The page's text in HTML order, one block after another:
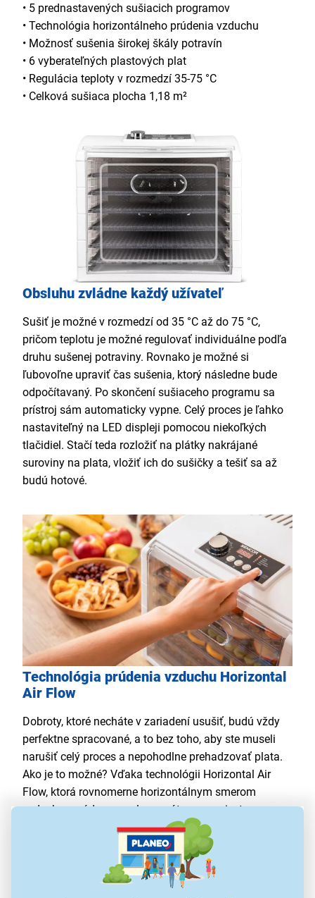
• 5 prednastavených sušiacich programov
• Technológia horizontálneho prúdenia vzduchu
• Možnosť sušenia širokej škály potravín
• 6 vyberateľných plastových plat
• Regulácia teploty v rozmedzí 35-75 °C
• Celková sušiaca plocha 1,18 m²
Obsluhu zvládne každý užívateľ
Sušiť je možné v rozmedzí od 35 °C až do 75 °C,
pričom teplotu je možné regulovať individuálne podľa
druhu sušenej potraviny. Rovnako je možné si
ľubovoľne upraviť čas sušenia, ktorý následne bude
odpočítavaný. Po skončení sušiaceho programu sa
prístroj sám automaticky vypne. Celý proces je ľahko
nastaviteľný na LED displeji pomocou niekoľkých
tlačidiel. Stačí teda rozložiť na plátky nakrájané
suroviny na plata, vložiť ich do sušičky a tešiť sa až
budú hotové.
Technológia prúdenia vzduchu Horizontal
Air Flow
Dobroty, ktoré necháte v zariadení usušiť, budú vždy
perfektne spracované, a to bez toho, aby ste museli
narušiť celý proces a nepohodlne prehadzovať plata.
Ako je to možné? Vďaka technológii Horizontal Air
Flow, ktorá rovnomerne horizontálnym smerom
vzduch rozvádza po celom vnútornom priestore